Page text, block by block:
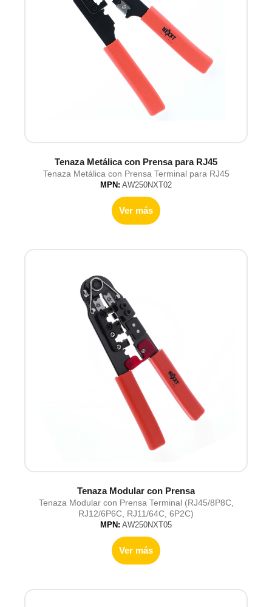
Tenaza Metálica con Prensa para RJ45
Tenaza Metálica con Prensa Terminal para RJ45
MPN: AW250NXT02
Ver más
Tenaza Modular con Prensa
Tenaza Modular con Prensa Terminal (RJ45/8P8C,
RJ12/6P6C, RJ11/64C, 6P2C)
MPN: AW250NXT05
Ver más